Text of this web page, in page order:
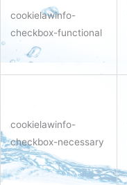
cookielawinfo-
checkbox-functional
cookielawinfo-
checkbox-necessary